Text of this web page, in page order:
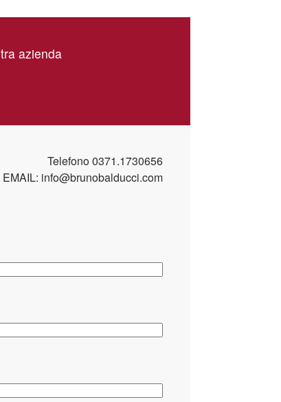
azienda
Telefono0371.1730656
EMAIL: info@brunobalducci.com